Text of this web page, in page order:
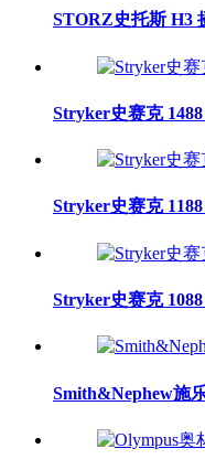
STORZ史托斯 H3
Stryker史赛克
Stryker史赛克
Stryker史赛克
Smith&Nephew施